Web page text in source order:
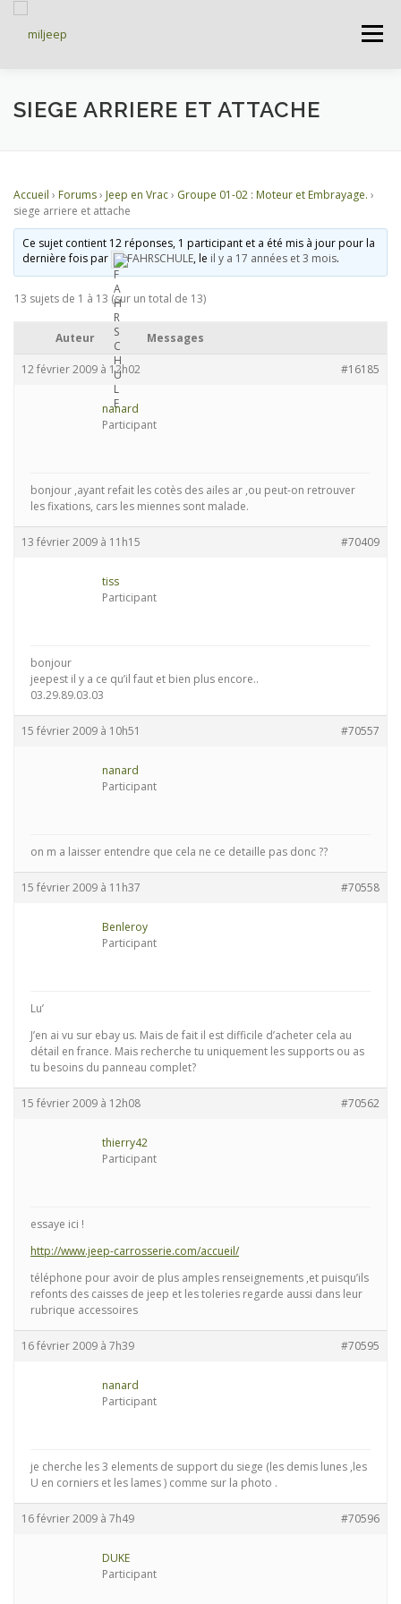
Menu
ACCUEIL ARTICLES PETITES ANNONCES
DOCUMENTATIONS FORUMS S’INSCRIRE
CONNEXION
SIEGE ARRIERE ET ATTACHE
Accueil › Forums› Jeep en Vrac› Groupe 01-02 : Moteur et Embrayage. ›
siege arriere et attache
Ce sujet contient 12 réponses, 1 participant et a été mis à jour pour la
dernière fois par
FAHRSCHULE, le il y a 17 années et 3 mois.
13 sujets de 1 à 13 (sur un total de 13)
Auteur Messages
12 février 2009 à 12h02 #16185
nanard
Participant
bonjour ,ayant refait les cotès des ailes ar ,ou peut-on retrouver
les fixations, cars les miennes sont malade.
13 février 2009 à 11h15 #70409
tiss
Participant
bonjour
jeepest il y a ce qu’il faut et bien plus encore..
03.29.89.03.03
15 février 2009 à 10h51 #70557
nanard
Participant
on m a laisser entendre que cela ne ce detaille pas donc ??
15 février 2009 à 11h37 #70558
Benleroy
Participant
Lu’
J’en ai vu sur ebay us. Mais de fait il est difficile d’acheter cela au
détail en france. Mais recherche tu uniquement les supports ou as
tu besoins du panneau complet?
15 février 2009 à 12h08 #70562
thierry42
Participant
essaye ici !
http://www.jeep-carrosserie.com/accueil/
téléphone pour avoir de plus amples renseignements ,et puisqu’ils
refonts des caisses de jeep et les toleries regarde aussi dans leur
rubrique accessoires
16 février 2009 à 7h39 #70595
nanard
Participant
je cherche les 3 elements de support du siege (les demis lunes ,les
U en corniers et les lames ) comme sur la photo .
16 février 2009 à 7h49 #70596
DUKE
Participant